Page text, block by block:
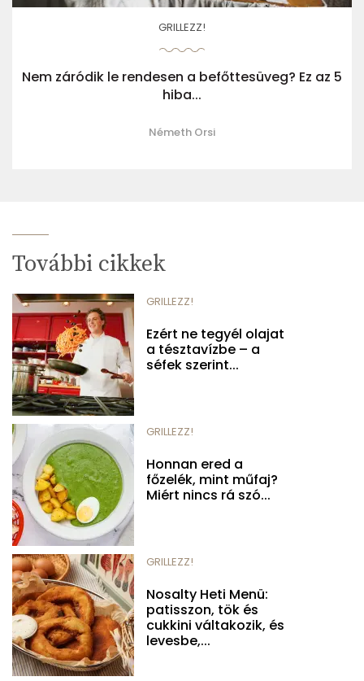
GRILLEZZ!
Nem záródik le rendesen a befőttesüveg? Ez az 5
hiba...
Németh Orsi
További cikkek
GRILLEZZ!
Ezért ne tegyél olajat
a tésztavízbe – a
séfek szerint...
GRILLEZZ!
Honnan ered a
főzelék, mint műfaj?
Miért nincs rá szó...
GRILLEZZ!
Nosalty Heti Menü:
patisszon, tök és
cukkini váltakozik, és
levesbe,...